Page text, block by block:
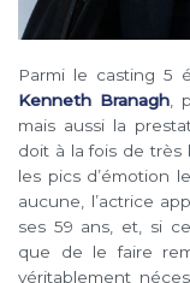
Parmi le casting 5
Kenneth Branagh ,
mais aussi la
doit à la fois de très
les pics d’émotion
aucune, l’actrice
ses 59 ans, et, si
que de le faire
véritablement